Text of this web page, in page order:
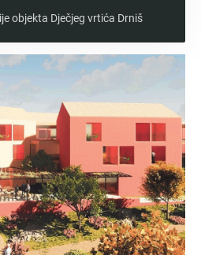
objekta Dječjeg vrtića Drniš